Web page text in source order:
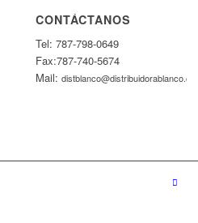
CONTÁCTANOS
Tel: 787-798-0649
Fax:787-740-5674
Mail:distblanco@distribuidorablanco.com